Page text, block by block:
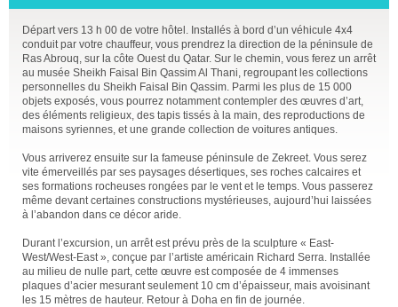
Départ vers 13 h 00 de votre hôtel. Installés à bord d’un véhicule 4x4
conduit par votre chauffeur, vous prendrez la direction de la péninsule de
Ras Abrouq, sur la côte Ouest du Qatar. Sur le chemin, vous ferez un arrêt
au musée Sheikh Faisal Bin Qassim Al Thani, regroupant les collections
personnelles du Sheikh Faisal Bin Qassim. Parmi les plus de 15 000
objets exposés, vous pourrez notamment contempler des œuvres d’art,
des éléments religieux, des tapis tissés à la main, des reproductions de
maisons syriennes, et une grande collection de voitures antiques.
Vous arriverez ensuite sur la fameuse péninsule de Zekreet. Vous serez
vite émerveillés par ses paysages désertiques, ses roches calcaires et
ses formations rocheuses rongées par le vent et le temps. Vous passerez
même devant certaines constructions mystérieuses, aujourd’hui laissées
à l’abandon dans ce décor aride.
Durant l’excursion, un arrêt est prévu près de la sculpture « East-
West/West-East », conçue par l’artiste américain Richard Serra. Installée
au milieu de nulle part, cette œuvre est composée de 4 immenses
plaques d’acier mesurant seulement 10 cm d’épaisseur, mais avoisinant
les 15 mètres de hauteur. Retour à Doha en fin de journée.